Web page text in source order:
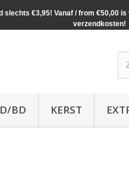
€3,95! Vanaf / from €50,00
verzendkosten!
BD KERST